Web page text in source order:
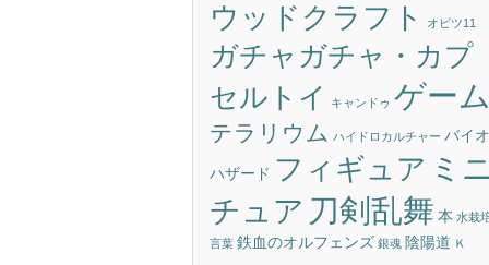
ウッドクラフト オビツ11
ガチャガチャ・カプ
セルトイ
キャンドゥ ゲー
テラリウム ハイドロカルチャー バイオ
ハザード フィギュア ミ
チュア 刀剣乱舞 本 水栽
言葉 鉄血のオルフェンズ 銀魂 陰陽道 Ｋ